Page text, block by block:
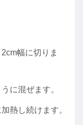
幅に切りま
に混ぜます。
熱し続けます。